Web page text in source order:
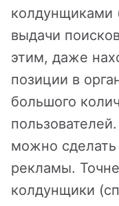
и онлайн-
Премиум -
товаров и
колдунщиками
выдачи
этим, даже
позиции в
большого
можно
рекламы.
колдунщики